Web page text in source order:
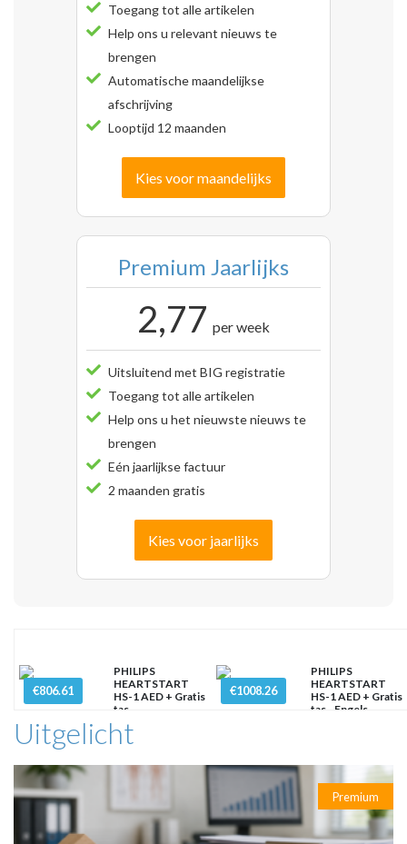
Toegang tot alle artikelen
Help ons u relevant nieuws te
brengen
Automatische maandelijkse
afschrijving
Looptijd 12 maanden
Kies voor maandelijks
Premium Jaarlijks
2,77 per week
Uitsluitend met BIG registratie
Toegang tot alle artikelen
Help ons u het nieuwste nieuws te
brengen
Eén jaarlijkse factuur
2 maanden gratis
Kies voor jaarlijks
€806.61
PHILIPS
HEARTSTART
HS-1 AED + Gratis
tas
€1008.26
PHILIPS
HEARTSTART
HS-1 AED + Gratis
tas - Engels
Uitgelicht
Premium